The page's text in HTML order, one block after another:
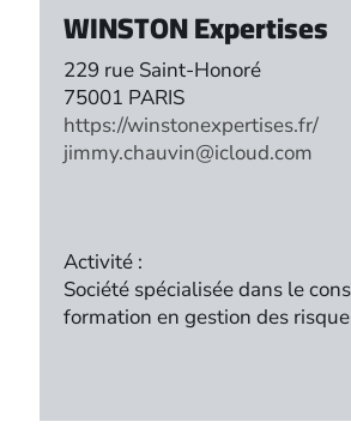
WINSTON Expertises
229 rue Saint-Honoré
75001 PARIS
https://winstonexpertises.fr/
jimmy.chauvin@icloud.com
Activité :
Société spécialisée dans le
formation en gestion des